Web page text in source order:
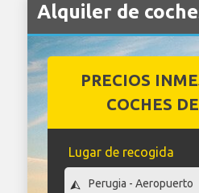
Alquiler de
PRECIOS
COCHES
Lugar de recogida